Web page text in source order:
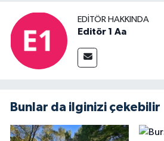
EDITÖR HAKKINDA
Editör 1 Aa
Bunlar da ilginizi çekebilir